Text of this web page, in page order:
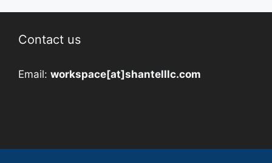
Contact us
Email: workspace[at]shantelllc.com